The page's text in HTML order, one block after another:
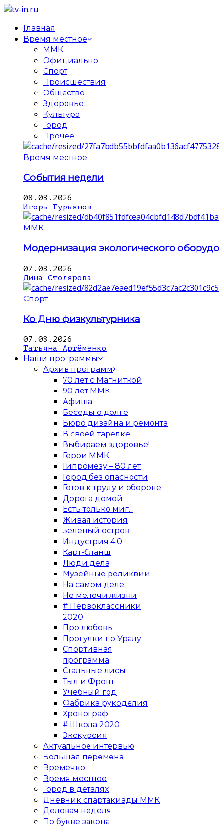
Главная
Время местное
ММК
Официально
Спорт
Происшествия
Общество
Здоровье
Культура
Город
Прочее
Время местное
События недели
08.08.2026
Игорь Гурьянов
ММК
Модернизация экологического
07.08.2026
Дина Столярова
Спорт
Ко Дню физкультурника
07.08.2026
Татьяна Артёменко
Наши программы
Архив программ
70 лет с Магниткой
90 лет ММК
Афиша
Беседы о долге
Бюро дизайна и ремонта
В своей тарелке
Выбираем здоровье!
Герои ММК
Гипромезу – 80 лет
Город без опасности
Готов к труду и обороне
Дорога домой
Есть только миг...
Живая история
Зеленый остров
Индустрия 4.0
Карт-бланш
Люди дела
Музейные реликвии
На самом деле
Не мелочи жизни
# Первоклассники
2020
Про любовь
Прогулки по Уралу
Спортивная
программа
Стальные лисы
Тыл и Фронт
Учебный год
Фабрика рукоделия
Хронограф
# Школа 2020
Экскурсия
Актуальное интервью
Большая перемена
Времечко
Время местное
Город в деталях
Дневник спартакиады ММК
Деловая неделя
По букве закона